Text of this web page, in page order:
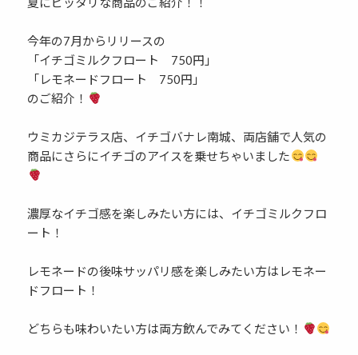
今年の7月からリリースの
「イチゴミルクフロート 750円」
「レモネードフロート 750円」
のご紹介！
ウミカジテラス店、イチゴバナレ南城、両店舗で人気の
商品にさらにイチゴのアイスを乗せちゃいました
濃厚なイチゴ感を楽しみたい方には、イチゴミルクフロ
ート！
レモネードの後味サッパリ感を楽しみたい方はレモネー
ドフロート！
どちらも味わいたい方は両方飲んでみてください！